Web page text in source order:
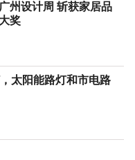
州设计周 斩获家居品
奖
太阳能路灯和市电路